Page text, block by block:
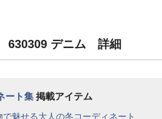
630309 デニム 詳細
ート集 掲載アイテム
魅せる大人の冬コーディネート